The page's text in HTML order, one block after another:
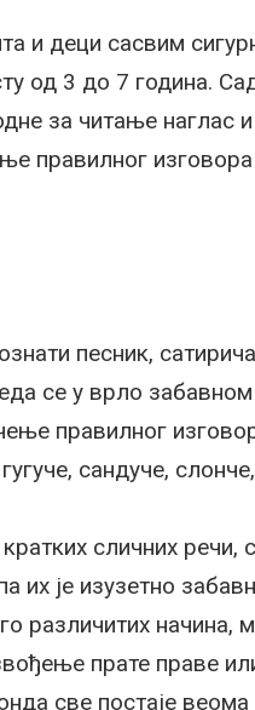
и деци сасвим
у од 3 до 7 година.
за читање наглас
правилног
песник,
се у врло
правилног
сандуче,
сличних речи,
их је изузетно
различитих начина,
прате праве
све постаје веома